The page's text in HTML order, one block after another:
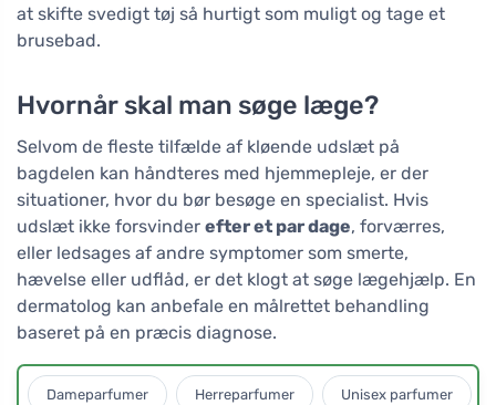
at skifte svedigt tøj så hurtigt som muligt og tage et
brusebad.
Hvornår skal man søge læge?
Selvom de fleste tilfælde af kløende udslæt på
bagdelen kan håndteres med hjemmepleje, er der
situationer, hvor du bør besøge en specialist. Hvis
udslæt ikke forsvinder efter et par dage, forværres,
eller ledsages af andre symptomer som smerte,
hævelse eller udflåd, er det klogt at søge lægehjælp. En
dermatolog kan anbefale en målrettet behandling
baseret på en præcis diagnose.
Dameparfumer Herreparfumer Unisex parfumer